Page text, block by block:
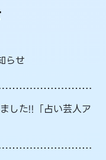
らせ
した!!「占い芸人ア